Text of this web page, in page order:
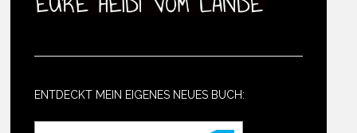
ENTDECKT MEIN EIGENES NEUES BUCH: